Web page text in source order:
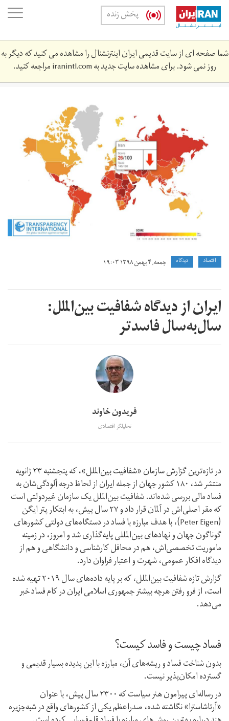
Skip
main
content
پخش زنده
شما صفحه ای از سایت قدیمی ایران اینترنشنال را مشاهده می کنید که دیگر به
روز نمی شود. برای مشاهده سایت جدید بهiranintl.comمراجعه کنید.
_index.jpg
اقتصاد دیدگاه جمعه, ۴ بهمن ۱۳۹۸ ۱۹:۰۳
ایران از دیدگاه شفافیت بین‌الملل:
سال‌به‌سال فاسدتر
فریدون خاوند
تحلیلگر اقتصادی
در تازه‌ترین گزارش سازمان «شفافیت بین‌الملل»، که پنجشنبه ۲۳ ژانویه
منتشر شد، ۱۸۰ کشور جهان از جمله ایران از لحاظ درجه آلودگی‌شان به
فساد مالی بررسی شده‌اند. شفافیت بین‌الملل یک سازمان غیر‌دولتی است
که مقر اصلی‌اش در آلمان قرار داد و ۲۷ سال پیش، به ابتکار پتر ایگن
(Peter Eigen)، با هدف مبارزه با فساد در دستگاه‌های دولتی کشور‌های
گوناگون جهان و نهاد‌های بین‌المللی پایه‌گذاری شد و امروز، در زمینه
ماموریت تخصصی‌اش، هم در محافل کارشناسی و دانشگاهی و هم از
دیدگاه افکار عمومی، شهرت و اعتبار فراوان دارد.
گزارش تازه شفافیت بین‌الملل، که بر پایه داده‌های سال ۲۰۱۹ تهیه شده
است، از فرو رفتن هرچه بیشتر جمهوری اسلامی ایران در کام فساد خبر
می‌دهد.
فساد چیست و فاسد کیست؟
بدون شناخت فساد و ریشه‌های آن، مبارزه با این پدیده بسیار قدیمی و
گسترده امکان‌پذیر نیست.
در رساله‌ای پیرامون هنر سیاست که ۲۳۰۰ سال پیش، با عنوان
«آرتاشاسترا» نگاشته شده، صدر‌اعظم یکی از کشور‌های واقع در شبه‌جزیره